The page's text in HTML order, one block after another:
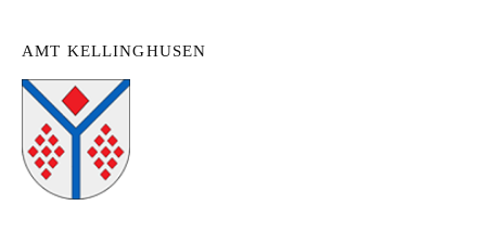
AMT KELLINGHUSEN